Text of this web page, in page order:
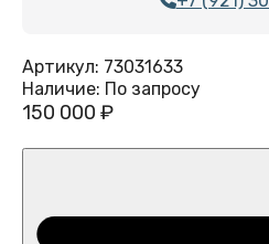
Артикул: 73031633
Наличие: По запросу
150 000 ₽